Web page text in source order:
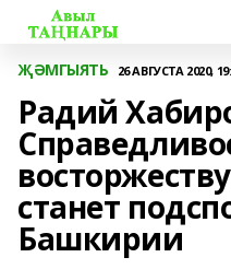
ҖӘМГЫЯТЬ 26 АВГУСТА 2020,
Радий
станет
Башкирии